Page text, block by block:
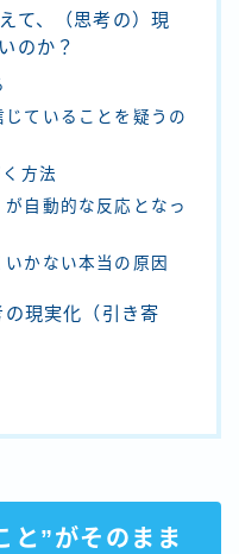
て、（思考の）現
のか？
じていることを疑うの
方法
が自動的な反応となっ
いかない本当の原因
の現実化（引き寄
と”がそのまま